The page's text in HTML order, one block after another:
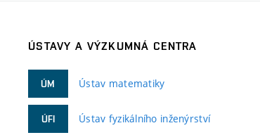
ÚSTAVY A VÝZKUMNÁ CENTRA
ÚM Ústav matematiky
ÚFI Ústav fyzikálního inženýrství